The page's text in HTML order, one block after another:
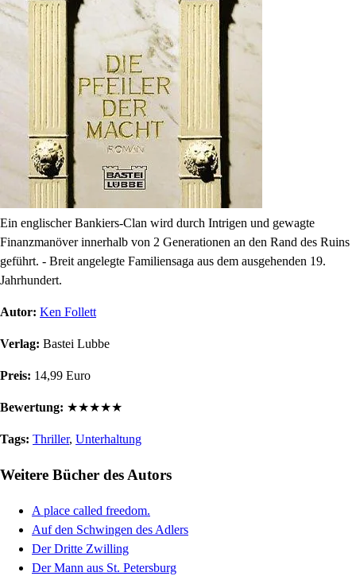
Ein englischer Bankiers-Clan wird durch Intrigen und gewagte
Finanzmanöver innerhalb von 2 Generationen an den Rand des Ruins
geführt. - Breit angelegte Familiensaga aus dem ausgehenden 19.
Jahrhundert.
Autor: Ken Follett
Verlag: Bastei Lubbe
Preis: 14,99 Euro
Bewertung: ★★★★★
Tags: Thriller, Unterhaltung
Weitere Bücher des Autors
A place called freedom.
Auf den Schwingen des Adlers
Der Dritte Zwilling
Der Mann aus St. Petersburg